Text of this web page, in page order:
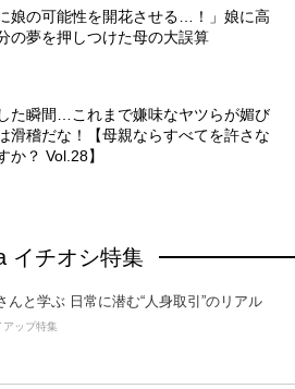
娘の可能性を開花させる…！」娘に高
の夢を押しつけた母の大誤算
た瞬間…これまで嫌味なヤツらが媚び
滑稽だな！【母親ならすべてを許さな
か？ Vol.28】
イチオシ特集
んと学ぶ 日常に潜む“人身取引”のリアル
アップ特集